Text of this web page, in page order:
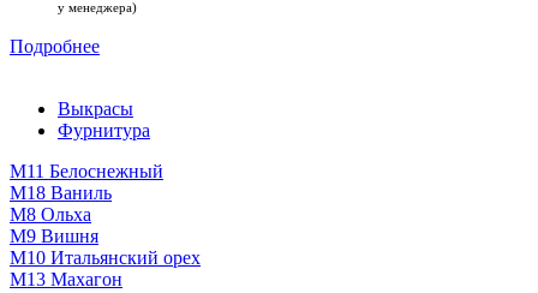
у менеджера)
Подробнее
Выкрасы
Фурнитура
М11 Белоснежный
М18 Ваниль
M8 Ольха
М9 Вишня
М10 Итальянский орех
М13 Махагон